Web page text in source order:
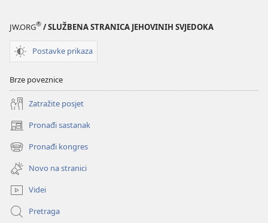
JW.ORG® / SLUŽBENA STRANICA JEHOVINIH SVJEDOKA
Postavke prikaza
Brze poveznice
Zatražite posjet
Pronađi sastanak
(otvara
se
novi
prozor)
Pronađi kongres
(otvara
se
novi
prozor)
Novo na stranici
Videi
Pretraga